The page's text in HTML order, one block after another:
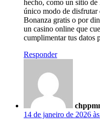
hecho, como un sitio
único modo de disfrutar
Bonanza gratis o por
un casino online que
cumplimentar tus datos
Responder
14 de janeiro de 2026